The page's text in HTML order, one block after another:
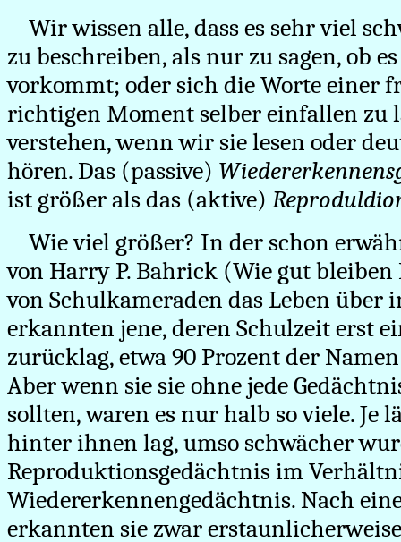
Wir wissen alle, dass es sehr viel
zu beschreiben, als nur zu sagen, ob
vorkommt; oder sich die Worte einer
richtigen Moment selber einfallen zu
verstehen, wenn wir sie lesen oder
hören. Das (passive)
ist größer als das (aktive)
Wie viel größer? In der schon
von Harry P. Bahrick (Wie gut bleiben
von Schulkameraden das Leben über
erkannten jene, deren Schulzeit erst
zurücklag, etwa 90 Prozent der
Aber wenn sie sie ohne jede
sollten, waren es nur halb so viele. Je
hinter ihnen lag, umso schwächer
Reproduktionsgedächtnis im
Wiedererkennengedächtnis. Nach
erkannten sie zwar